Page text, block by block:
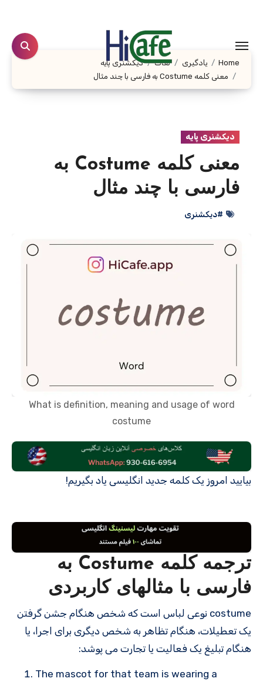
content
Home یادگیری لغات
دیکشنری پایه
معنی کلمه Costume به فارسی با چند مثال
دیکشنری پایه
معنی کلمه Costume به
فارسی با چند مثال
#دیکشنری
What is definition, meaning and usage of word
costume
بیایید امروز یک کلمه جدید انگلیسی یاد بگیریم!
ترجمه کلمه Costume به
فارسی با مثالهای کاربردی
costume نوعی لباس است که شخص هنگام جشن گرفتن
یک تعطیلات، هنگام تظاهر به شخص دیگری برای اجرا، یا
هنگام تبلیغ یک فعالیت یا تجارت می پوشد:
The mascot for that team is wearing a